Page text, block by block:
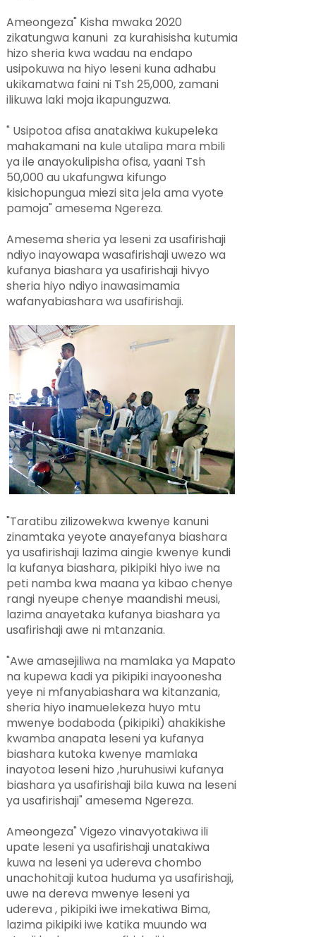
Ameongeza" Kisha mwaka 2020
zikatungwa kanuni za kurahisisha kutumia
hizo sheria kwa wadau na endapo
usipokuwa na hiyo leseni kuna adhabu
ukikamatwa faini ni Tsh 25,000, zamani
ilikuwa laki moja ikapunguzwa.
" Usipotoa afisa anatakiwa kukupeleka
mahakamani na kule utalipa mara mbili
ya ile anayokulipisha ofisa, yaani Tsh
50,000 au ukafungwa kifungo
kisichopungua miezi sita jela ama vyote
pamoja" amesema Ngereza.
Amesema sheria ya leseni za usafirishaji
ndiyo inayowapa wasafirishaji uwezo wa
kufanya biashara ya usafirishaji hivyo
sheria hiyo ndiyo inawasimamia
wafanyabiashara wa usafirishaji.
"Taratibu zilizowekwa kwenye kanuni
zinamtaka yeyote anayefanya biashara
ya usafirishaji lazima aingie kwenye kundi
la kufanya biashara, pikipiki hiyo iwe na
peti namba kwa maana ya kibao chenye
rangi nyeupe chenye maandishi meusi,
lazima anayetaka kufanya biashara ya
usafirishaji awe ni mtanzania.
"Awe amasejiliwa na mamlaka ya Mapato
na kupewa kadi ya pikipiki inayoonesha
yeye ni mfanyabiashara wa kitanzania,
sheria hiyo inamuelekeza huyo mtu
mwenye bodaboda (pikipiki) ahakikishe
kwamba anapata leseni ya kufanya
biashara kutoka kwenye mamlaka
inayotoa leseni hizo ,huruhusiwi kufanya
biashara ya usafirishaji bila kuwa na leseni
ya usafirishaji" amesema Ngereza.
Ameongeza" Vigezo vinavyotakiwa ili
upate leseni ya usafirishaji unatakiwa
kuwa na leseni ya udereva chombo
unachohitaji kutoa huduma ya usafirishaji,
uwe na dereva mwenye leseni ya
udereva , pikipiki iwe imekatiwa Bima,
lazima pikipiki iwe katika muundo wa